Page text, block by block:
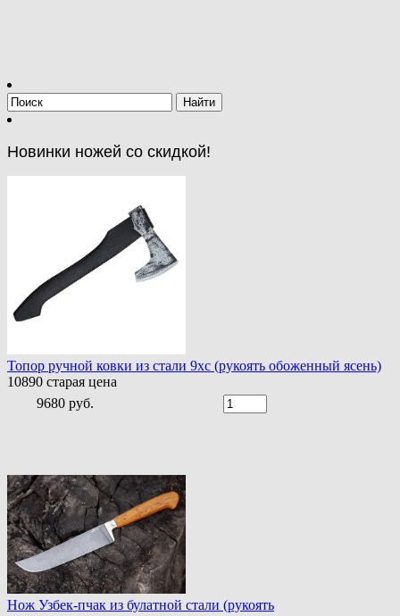
Новинки ножей со скидкой!
Топор ручной ковки из стали 9хс (рукоять обоженный ясень)
10890 старая цена
9680 руб.
Нож Узбек-пчак из булатной стали (рукоять